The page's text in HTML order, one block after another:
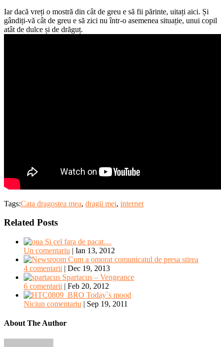
Iar dacă vreți o mostră din cât de greu e să fii părinte, uitați aici. Și
gândiți-vă cât de greu e să zici nu într-o asemenea situație, unui copil
atât de dulce și de drăguț.
Tags:Cata dragostea mea, dragii mei, internet
Related Posts
Si cel fara de pacat…
Un comentariu | Ian 13, 2012
Cum a omorat comunicatul de presa stirea
4 comentarii | Dec 19, 2013
Spartacus – Vengeance
6 comentarii | Feb 20, 2012
Today`s mood
Niciun comentariu | Sep 19, 2011
About The Author